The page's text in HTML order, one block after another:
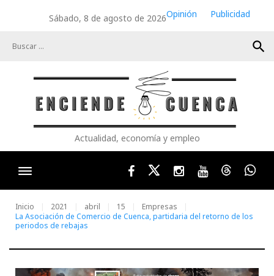
Sábado, 8 de agosto de 2026Opinión
Publicidad
search
Actualidad, economía y empleo
FacebookTwitterInstagram
YoutubeThreads
Inicio 2021 abril 15
Empresas
La Asociación de Comercio de Cuenca, partidaria del retorno de los
periodos de rebajas